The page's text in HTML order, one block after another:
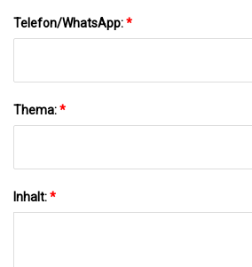
Telefon/WhatsApp:*
Thema:*
Inhalt:*